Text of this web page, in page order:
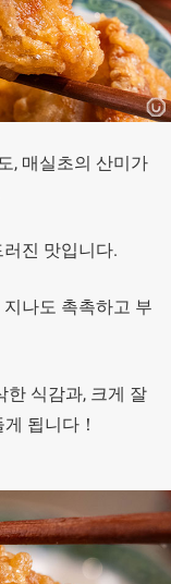
, 매실초의 산미가
진 맛입니다.
나도 촉촉하고 부
한 식감과, 크게 잘
됩니다！